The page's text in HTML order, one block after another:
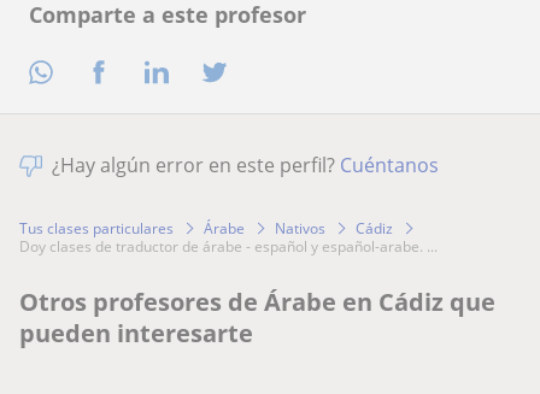
Comparte a este profesor
¿Hay algún error en este perfil? Cuéntanos
Tus clases particulares Árabe Nativos
Cádiz
doy clases de traductor de árabe - español y español-arabe. ...
Otros profesores de Árabe en Cádiz que
pueden interesarte